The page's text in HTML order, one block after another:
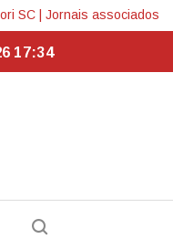
SC Jornais associados
17:34